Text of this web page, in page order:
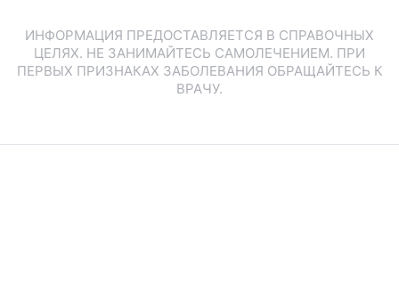
ИНФОРМАЦИЯ ПРЕДОСТАВЛЯЕТСЯ В СПРАВОЧНЫХ
ЦЕЛЯХ. НЕ ЗАНИМАЙТЕСЬ САМОЛЕЧЕНИЕМ. ПРИ
ПЕРВЫХ ПРИЗНАКАХ ЗАБОЛЕВАНИЯ ОБРАЩАЙТЕСЬ К
ВРАЧУ.